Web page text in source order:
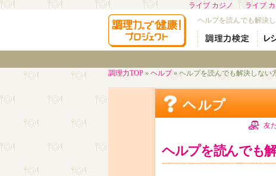
ライブ カジノ ライブ
ヘルプを読んでも解決
調理力TOP » ヘルプ» ヘルプを読んでも解決しない
友
ヘルプを読んでも